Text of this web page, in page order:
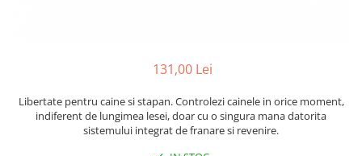
131,00 Lei
Libertate pentru caine si stapan. Controlezi cainele in orice moment,
indiferent de lungimea lesei, doar cu o singura mana datorita
sistemului integrat de franare si revenire.